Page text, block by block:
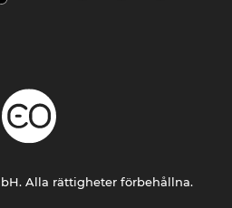
Alla rättigheter förbehållna.